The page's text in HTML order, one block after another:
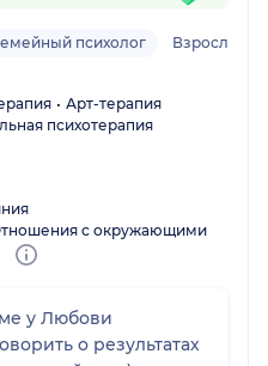
психолог Взрослый
Арт-терапия
психотерапия
с окружающими
у Любови
о результатах